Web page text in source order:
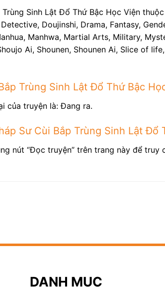
Trùng Sinh Lật Đổ Thứ Bậc Học Viện
Doujinshi, Drama, Fantasy,
Manhwa, Martial Arts, Military,
Ai, Shounen, Shounen Ai, Slice of
Trùng Sinh Lật Đổ Thứ Bậc
của truyện là: Đang ra.
Sư Cùi Bắp Trùng Sinh Lật Đổ
nút “Đọc truyện” trên trang này để truy
DANH MỤC